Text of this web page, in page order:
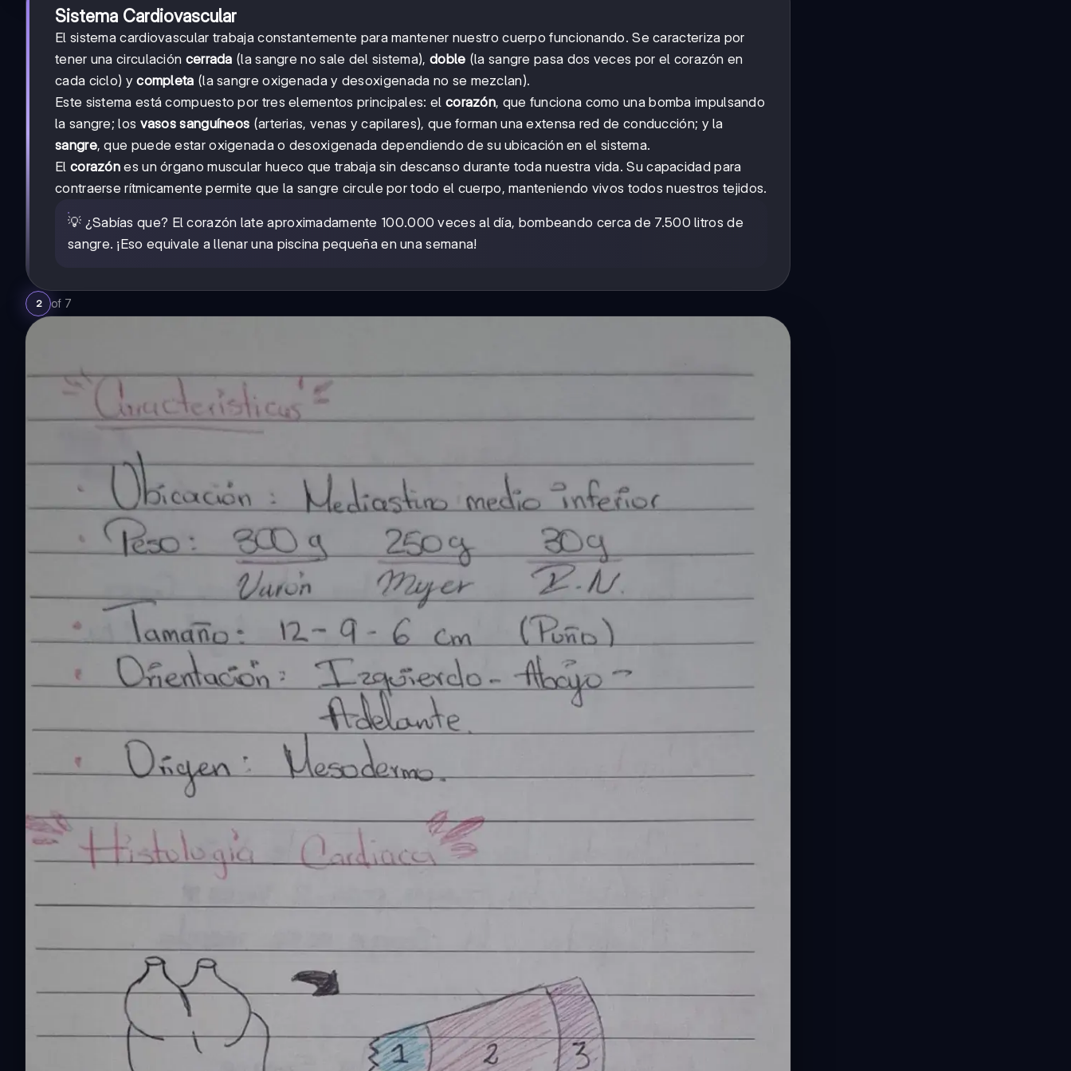
Sistema Cardiovascular
El sistema cardiovascular trabaja constantemente para mantener nuestro cuerpo funcionando. Se caracteriza por
tener una circulación cerrada (la sangre no sale del sistema), doble (la sangre pasa dos veces por el corazón en
cada ciclo) ycompleta (la sangre oxigenada y desoxigenada no se mezclan).
Este sistema está compuesto por tres elementos principales: el corazón, que funciona como una bomba impulsando
la sangre; los vasos sanguíneos (arterias, venas y capilares), que forman una extensa red de conducción; y la
sangre, que puede estar oxigenada o desoxigenada dependiendo de su ubicación en el sistema.
El corazón es un órgano muscular hueco que trabaja sin descanso durante toda nuestra vida. Su capacidad para
contraerse rítmicamente permite que la sangre circule por todo el cuerpo, manteniendo vivos todos nuestros tejidos.
💡 ¿Sabías que? El corazón late aproximadamente 100.000 veces al día, bombeando cerca de 7.500 litros de
sangre. ¡Eso equivale a llenar una piscina pequeña en una semana!
2 of 7